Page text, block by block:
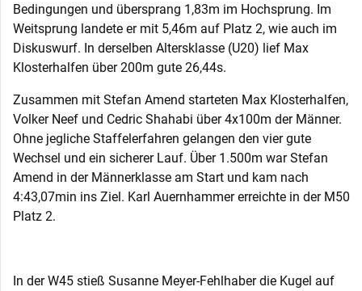
Bedingungen und übersprang 1,83m im Hochsprung. Im
Weitsprung landete er mit 5,46m auf Platz 2, wie auch im
Diskuswurf. In derselben Altersklasse (U20) lief Max
Klosterhalfen über 200m gute 26,44s.
Zusammen mit Stefan Amend starteten Max Klosterhalfen,
Volker Neef und Cedric Shahabi über 4x100m der Männer.
Ohne jegliche Staffelerfahren gelangen den vier gute
Wechsel und ein sicherer Lauf. Über 1.500m war Stefan
Amend in der Männerklasse am Start und kam nach
4:43,07min ins Ziel. Karl Auernhammer erreichte in der M50
Platz 2.
In der W45 stieß Susanne Meyer-Fehlhaber die Kugel auf